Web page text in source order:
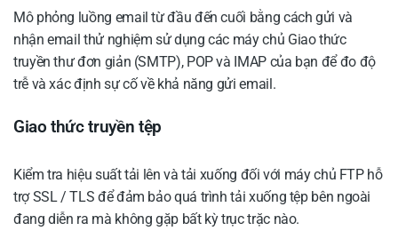
Mô phỏng luồng email từ đầu đến cuối bằng cách gửi và
nhận email thử nghiệm sử dụng các máy chủ Giao thức
truyền thư đơn giản (SMTP), POP và IMAP của bạn để đo độ
trễ và xác định sự cố về khả năng gửi email.
Giao thức truyền tệp
Kiểm tra hiệu suất tải lên và tải xuống đối với máy chủ FTP hỗ
trợ SSL / TLS để đảm bảo quá trình tải xuống tệp bên ngoài
đang diễn ra mà không gặp bất kỳ trục trặc nào.